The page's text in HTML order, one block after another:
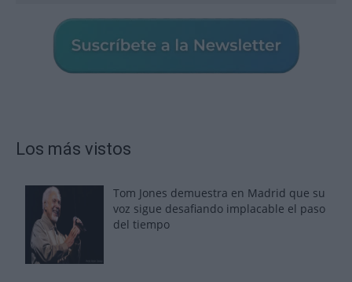
Los más vistos
Tom Jones demuestra en Madrid que su
voz sigue desafiando implacable el paso
del tiempo